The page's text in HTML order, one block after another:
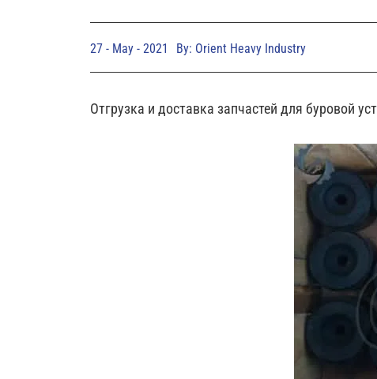
27 - May - 2021 By: Orient Heavy Industry
Отгрузка и доставка запчастей для буровой